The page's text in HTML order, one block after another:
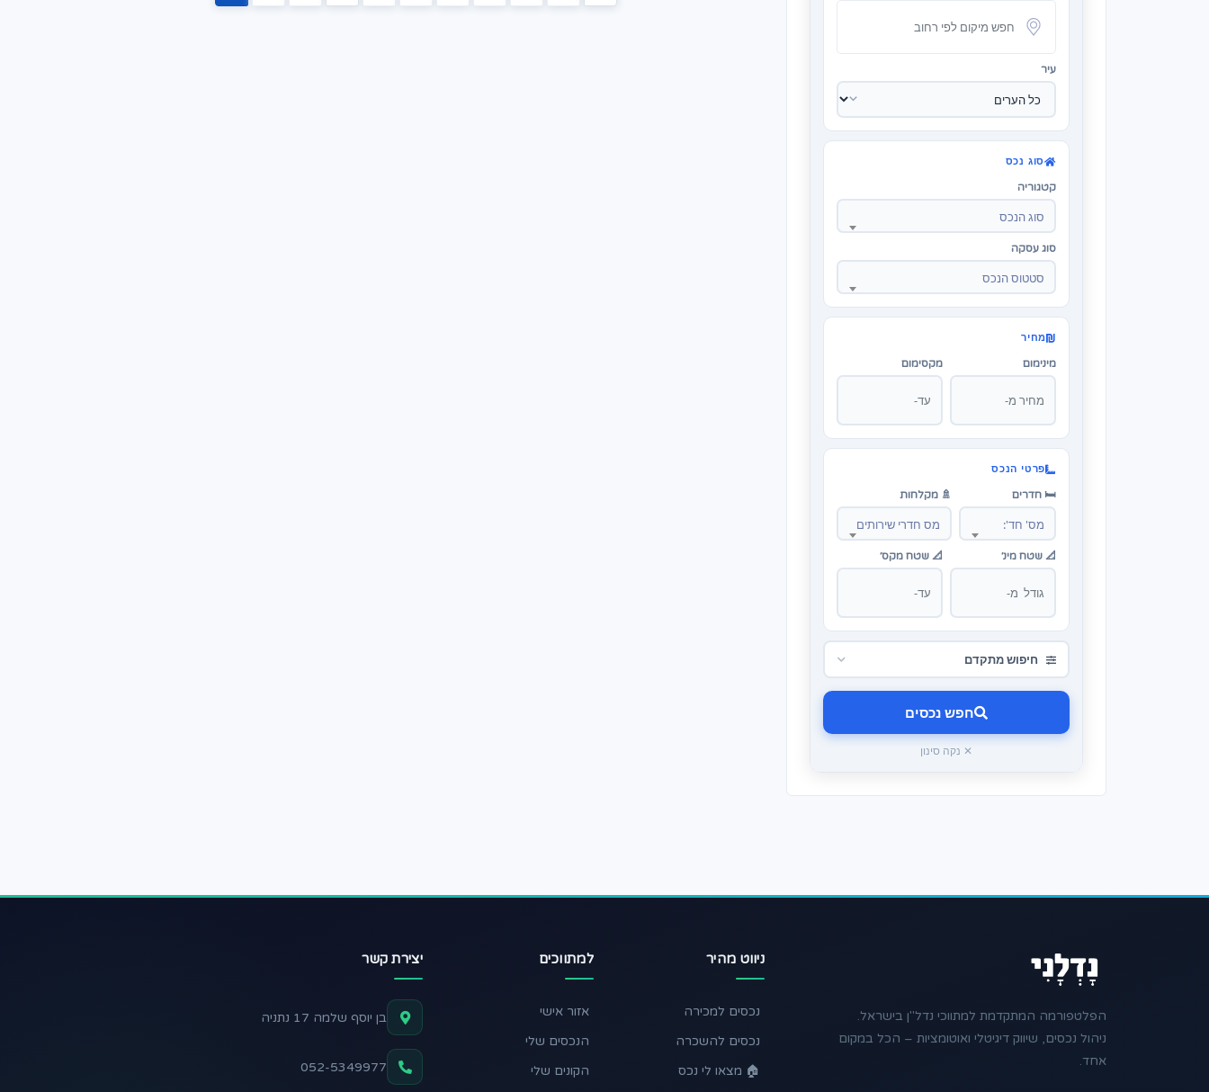
עיר
סוג נכס
קטגוריה
סוג הנכס
סוג עסקה
סטטוס הנכס
מחיר
מינימום מקסימום
פרטי הנכס
🛏️ חדרים
מס' חד':
🚿 מקלחות
מס חדרי שירותים
📐 שטח מינ׳ 📐 שטח מקס׳
חיפוש מתקדם
חפש נכסים
✕ נקה סינון
הפלטפורמה המתקדמת למתווכי נדל"ן בישראל.
ניהול נכסים, שיווק דיגיטלי ואוטומציות – הכל במקום
אחד.
ניווט מהיר
נכסים למכירה
נכסים להשכרה
🏠 מצאו לי נכס
למתווכים
אזור אישי
הנכסים שלי
הקונים שלי
יצירת קשר
בן יוסף שלמה 17 נתניה
052-5349977